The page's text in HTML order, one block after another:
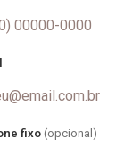
fixo (opcional)